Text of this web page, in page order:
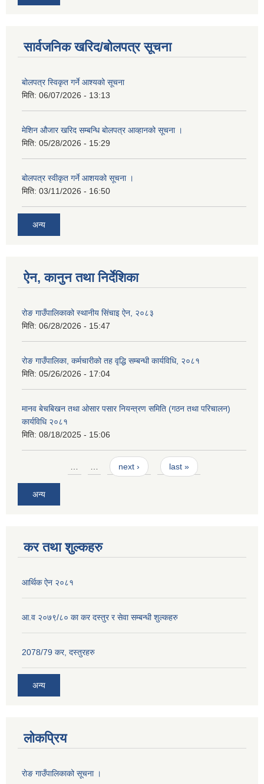
सार्वजनिक खरिद/बोलपत्र सूचना
बोलपत्र स्विकृत गर्ने आश्यको सूचना
मिति: 06/07/2026 - 13:13
मेशिन औजार खरिद सम्बन्धि बोलपत्र आव्हानको सूचना ।
मिति: 05/28/2026 - 15:29
बोलपत्र स्वीकृत गर्ने आशयको सूचना ।
मिति: 03/11/2026 - 16:50
अन्य
ऐन, कानुन तथा निर्देशिका
रोङ गाउँपालिकाको स्थानीय सिंचाइ ऐन, २०८३
मिति: 06/28/2026 - 15:47
रोङ गाउँपालिका, कर्मचारीको तह वृद्धि सम्बन्धी कार्यविधि, २०८१
मिति: 05/26/2026 - 17:04
मानव बेचबिखन तथा ओसार पसार नियन्त्रण समिति (गठन तथा परिचालन)
कार्यविधि २०८१
मिति: 08/18/2025 - 15:06
… … next › last »
अन्य
कर तथा शुल्कहरु
आर्थिक ऐन २०८१
आ.व २०७९/८० का कर दस्तुर र सेवा सम्बन्धी शुल्कहरु
2078/79 कर, दस्तुरहरु
अन्य
लोकप्रिय
राेङ गाउँपालिकाको सूचना ।